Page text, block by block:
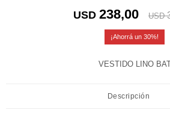
USD 238,00 USD
30
VESTIDO LINO
Descripción